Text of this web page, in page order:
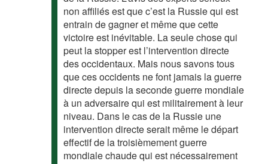
non affiliés est que c’est la Russie qui est
entrain de gagner et même que cette
victoire est inévitable. La seule chose qui
peut la stopper est l’intervention directe
des occidentaux. Mais nous savons tous
que ces occidents ne font jamais la guerre
directe depuis la seconde guerre mondiale
à un adversaire qui est militairement à leur
niveau. Dans le cas de la Russie une
intervention directe serait même le départ
effectif de la troisièmement guerre
mondiale chaude qui est nécessairement